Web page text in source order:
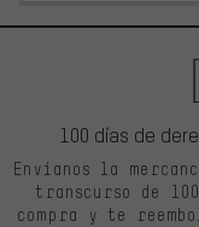
100 días de
Envíanos la
transcurso de
compra y te